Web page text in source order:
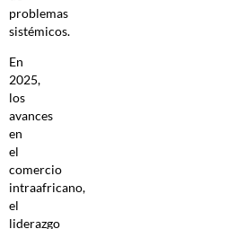
problemas
sistémicos.
En
2025,
los
avances
en
el
comercio
intraafricano,
el
liderazgo